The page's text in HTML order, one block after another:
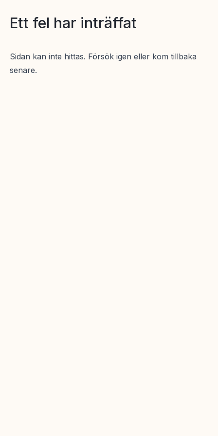
Ett fel har inträffat
Sidan kan inte hittas. Försök igen eller kom tillbaka
senare.